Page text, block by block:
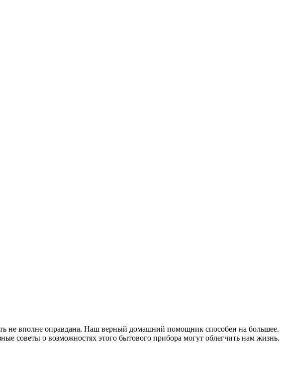
не вполне оправдана. Наш верный домашний помощник способен на большее.
советы о возможностях этого бытового прибора могут облегчить нам жизнь.